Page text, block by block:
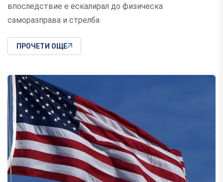
впоследствие е ескалирал до физическа
саморазправа и стрелба
ПРОЧЕТИ ОЩЕ